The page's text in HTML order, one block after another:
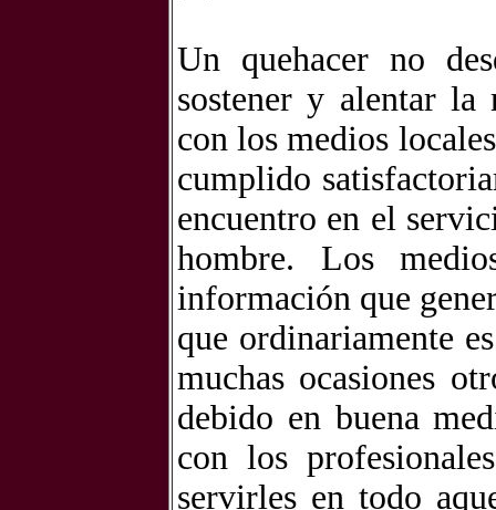
Un quehacer no
sostener y alentar la
con los medios
cumplido
encuentro en el
hombre. Los
información que
que ordinariamente
muchas ocasiones
debido en buena
con los
servirles en todo